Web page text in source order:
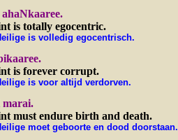
is totally egocentric.
is volledig egocentrisch.
is forever corrupt.
is voor altijd verdorven.
marai.
must endure birth and death.
moet geboorte en dood doorstaan.